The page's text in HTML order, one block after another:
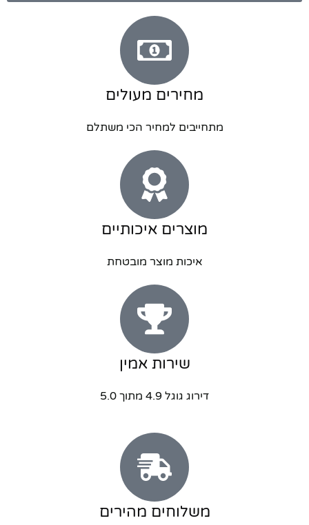
מחירים מעולים
מתחייבים למחיר הכי משתלם
מוצרים איכותיים
איכות מוצר מובטחת
שירות אמין
דירוג גוגל 4.9 מתוך 5.0
משלוחים מהירים